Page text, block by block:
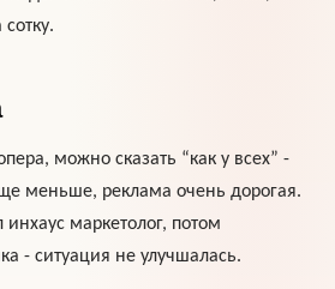
можно сказать “как у всех” -
меньше, реклама очень дорогая.
маркетолог, потом
- ситуация не улучшалась.